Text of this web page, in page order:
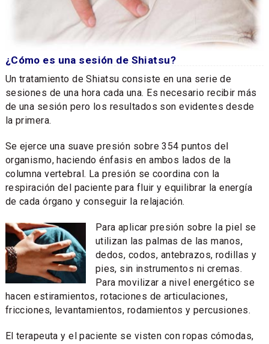
¿Cómo es una sesión de Shiatsu?
Un tratamiento de Shiatsu consiste en una serie de
sesiones de una hora cada una. Es necesario recibir más
de una sesión pero los resultados son evidentes desde
la primera.
Se ejerce una suave presión sobre 354 puntos del
organismo, haciendo énfasis en ambos lados de la
columna vertebral. La presión se coordina con la
respiración del paciente para fluir y equilibrar la energía
de cada órgano y conseguir la relajación.
Para aplicar presión sobre la piel se
utilizan las palmas de las manos,
dedos, codos, antebrazos, rodillas y
pies, sin instrumentos ni cremas.
Para movilizar a nivel energético se
hacen estiramientos, rotaciones de articulaciones,
fricciones, levantamientos, rodamientos y percusiones.
El terapeuta y el paciente se visten con ropas cómodas,